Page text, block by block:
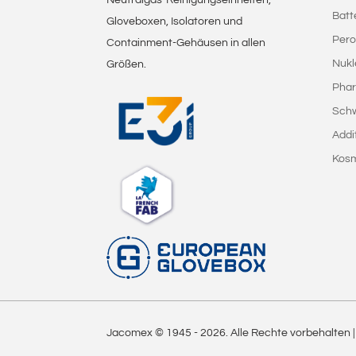
Gloveboxen, Isolatoren und
Containment-Gehäusen in allen
Größen.
Jacomex © 1945 -2026. Alle Rechte vorbehalten